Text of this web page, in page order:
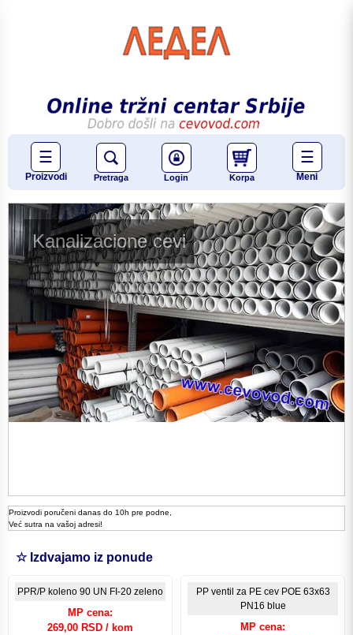
☰
Proizvodi Pretraga Login Korpa Meni
☰
Kanalizacione cevi
Proizvodi poručeni danas do 10h pre podne,
Već sutra na vašoj adresi!
☆ Izdvajamo iz ponude
PPR/P koleno 90 UN FI-20 zeleno
MP cena:
269,00 RSD / kom
PP ventil za PE cev POE 63x63
PN16 blue
MP cena: